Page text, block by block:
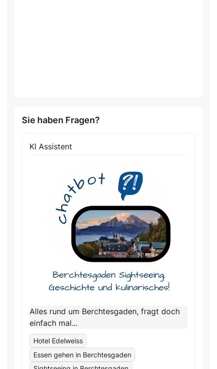
Sie haben Fragen?
KI Assistent
Alles rund um Berchtesgaden, fragt doch
einfach mal...
Hotel Edelweiss
Essen gehen in Berchtesgaden